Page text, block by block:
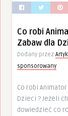
Co robi
Zabaw dla
Dodany przez
sponsorowany
Co robi
Dzieci ? Jeżeli
dowiedzieć co